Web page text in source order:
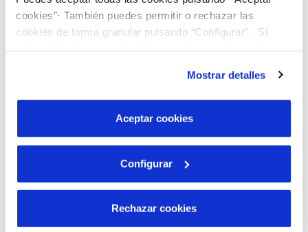
cookies”· También puedes permitir o rechazar las
cookies de forma granular pulsando “Configurar”. Si
son indispensables para que el sitio web funcione y que
por tanto no se pueden desactivar. Puedes consultar
más información en nuestraPolítica de Cookies
Mostrar detalles
Aceptar cookies
Configurar
Rechazar cookies
Gracias al convenio que ambos firmaron hace tres
años, han instalado cinco islas flotantes, tres de
que las anteriores y que proporcionan refugio y
protegen a las aves de posibles depredadores.
Además de aumentar el número de islas se han
colocado aisladores y espirales en todas las líneas
de alta tensión que atraviesan la depuradora,
evitando colisiones y aumentando la protección